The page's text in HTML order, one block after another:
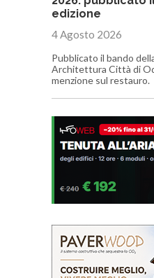
edizione
4 Agosto 2026
Pubblicato il bando
Architettura Città di
menzione sul restauro.